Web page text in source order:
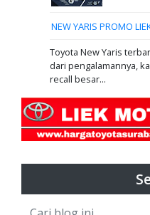
NEW YARIS PROMO
Toyota New Yaris
dari pengalamannya,
recall besar...